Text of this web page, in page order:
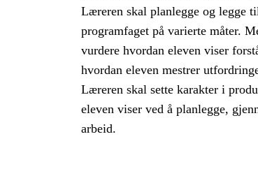
Læreren skal planlegge og legge
programfaget på varierte måter.
vurdere hvordan eleven viser
hvordan eleven mestrer
Læreren skal sette karakter i
eleven viser ved å planlegge,
arbeid.